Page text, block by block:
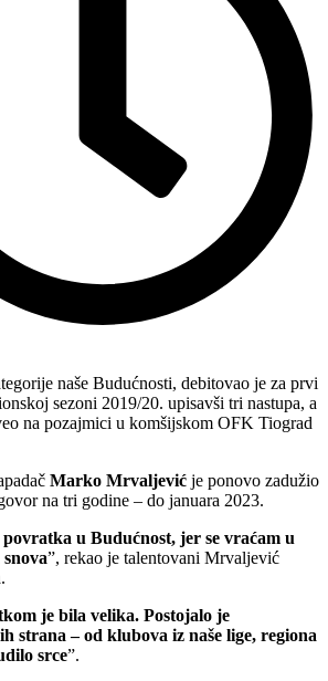
naše Budućnosti, debitovao je za prvi
sezoni 2019/20. upisavši tri nastupa, a
na pozajmici u komšijskom OFK Tiograd
Marko Mrvaljević je ponovo zadužio
na tri godine – do januara 2023.
povratka u Budućnost, jer se vraćam u
”, rekao je talentovani Mrvaljević
je bila velika. Postojalo je
strana – od klubova iz naše lige, regiona
srce”.